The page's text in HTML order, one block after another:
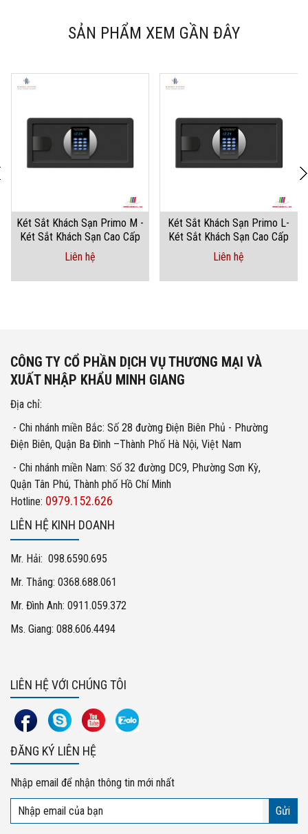
SẢN PHẨM XEM GẦN ĐÂY
Két Sắt Khách Sạn Primo M -
Két Sắt Khách Sạn Cao Cấp
Liên hệ
Két Sắt Khách Sạn Primo L-
Két Sắt Khách Sạn Cao Cấp
Liên hệ
CÔNG TY CỔ PHẦN DỊCH VỤ THƯƠNG MẠI VÀ
XUẤT NHẬP KHẨU MINH GIANG
Địa chỉ:
- Chi nhánh miền Bắc: Số 28 đường Điện Biên Phủ - Phường
Điện Biên, Quận Ba Đình –Thành Phố Hà Nội, Việt Nam
- Chi nhánh miền Nam: Số 32 đường DC9, Phường Sơn Kỳ,
Quận Tân Phú, Thành phố Hồ Chí Minh
Hotline: 0979.152.626
LIÊN HỆ KINH DOANH
Mr. Hải: 098.6590.695
Mr. Thắng: 0368.688.061
Mr. Đình Anh: 0911.059.372
Ms. Giang: 088.606.4494
LIÊN HỆ VỚI CHÚNG TÔI
ĐĂNG KÝ LIÊN HỆ
Nhập email để nhận thông tin mới nhất